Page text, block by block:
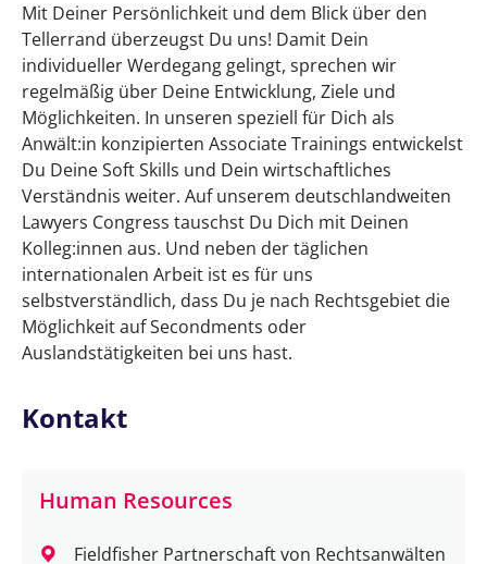
Mit Deiner Persönlichkeit und dem Blick über den
Tellerrand überzeugst Du uns! Damit Dein
individueller Werdegang gelingt, sprechen wir
regelmäßig über Deine Entwicklung, Ziele und
Möglichkeiten. In unseren speziell für Dich als
Anwält:in konzipierten Associate Trainings entwickelst
Du Deine Soft Skills und Dein wirtschaftliches
Verständnis weiter. Auf unserem deutschlandweiten
Lawyers Congress tauschst Du Dich mit Deinen
Kolleg:innen aus. Und neben der täglichen
internationalen Arbeit ist es für uns
selbstverständlich, dass Du je nach Rechtsgebiet die
Möglichkeit auf Secondments oder
Auslandstätigkeiten bei uns hast.
Kontakt
Human Resources
Fieldfisher Partnerschaft von Rechtsanwälten